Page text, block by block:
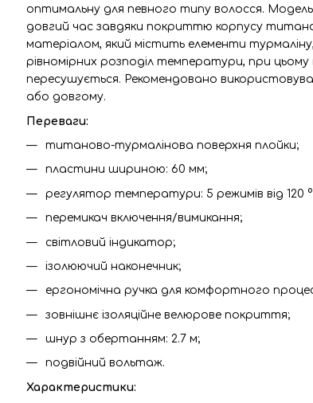
оптимальну для певного типу волосся.
довгий час завдяки покриттю корпусу
матеріалом, який містить елементи
рівномірних розподіл температури, при
пересушується. Рекомендовано
або довгому.
Переваги:
титаново-турмалінова поверхня плойки;
пластини шириною: 60 мм;
регулятор температури: 5 режимів від 120
перемикач включення/вимикання;
світловий індикатор;
ізолюючий наконечник;
ергономічна ручка для комфортного
зовнішнє ізоляційне велюрове покриття;
шнур з обертанням: 2.7 м;
подвійний вольтаж.
Характеристики: